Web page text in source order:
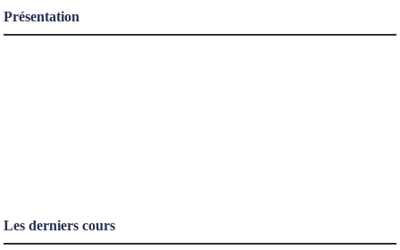
Présentation
Les derniers cours